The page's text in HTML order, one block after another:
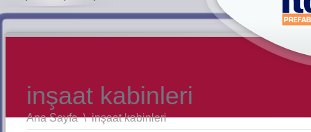
inşaat kabinleri
Ana Sayfa \inşaat kabinleri